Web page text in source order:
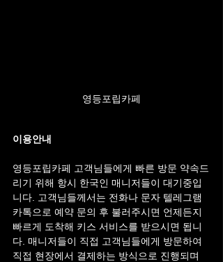
영등포립카페
이용안내
영등포립카페 고객님들에게 빠른 방문 약속드
리기 위해 항시 한국인 매니저들이 대기중입
니다. 고객님들께서는 전화나 문자 텔레그램
카톡으로 예약 문의 후 불러주시면 언제든지
빠르게 도착해 키스 서비스를 받으시면 됩니
다. 매니저들이 직접 고객님들에게 방문하여
직접 현장에서 결제하는 방식으로 진행되며